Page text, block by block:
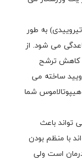
به طور
می شود. از
کاهش ترشح
ساخته می
شما
باعث
با منظم بودن
درمان است ولی